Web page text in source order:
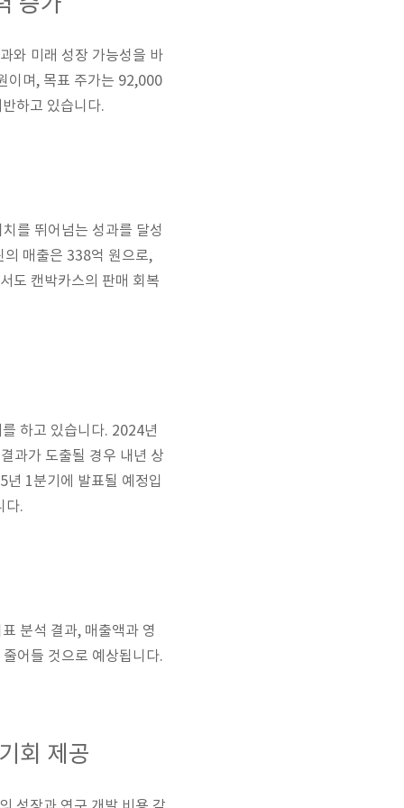
와 미래 성장 가능성을 바
이며, 목표 주가는 92,000
하고 있습니다.
를 뛰어넘는 성과를 달성
의 매출은 338억 원으로,
도 캔박카스의 판매 회복
하고 있습니다. 2024년
과가 도출될 경우 내년 상
1분기에 발표될 예정입
다.
분석 결과, 매출액과 영
어들 것으로 예상됩니다.
회 제공